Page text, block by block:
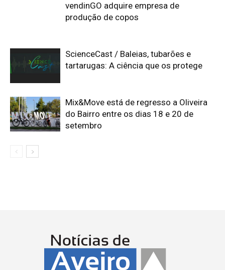
vendinGO adquire empresa de
produção de copos
ScienceCast / Baleias, tubarões e
tartarugas: A ciência que os protege
Mix&Move está de regresso a Oliveira
do Bairro entre os dias 18 e 20 de
setembro